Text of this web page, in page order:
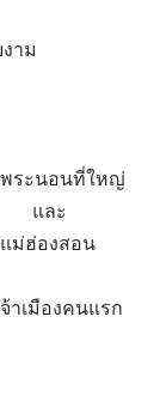
าม
ะนอนที่ใหญ่
และ
ม่ฮ่องสอน
มืองคนแรก